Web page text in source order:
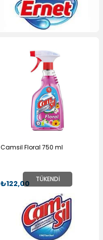
TÜKENDI
Camsil Floral 750 ml
₺122,00